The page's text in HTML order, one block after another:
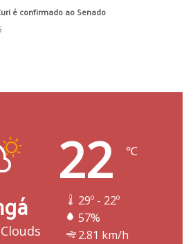
é confirmado ao Senado
22 ℃
29º - 22º
57%
2.81 km/h